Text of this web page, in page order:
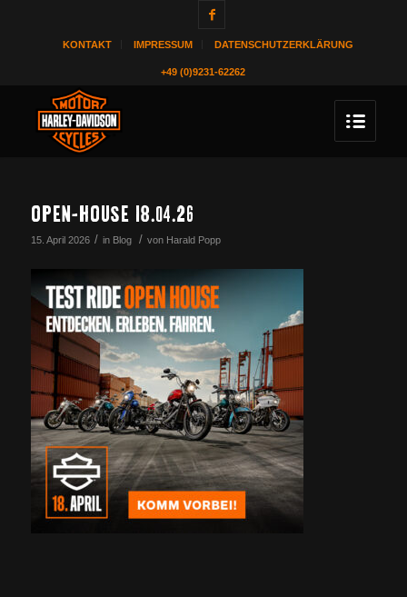
KONTAKT IMPRESSUM DATENSCHUTZERKLÄRUNG
+49 (0)9231-62262
OPEN-HOUSE 18.04.26
15. April 2026 / in Blog / von Harald Popp